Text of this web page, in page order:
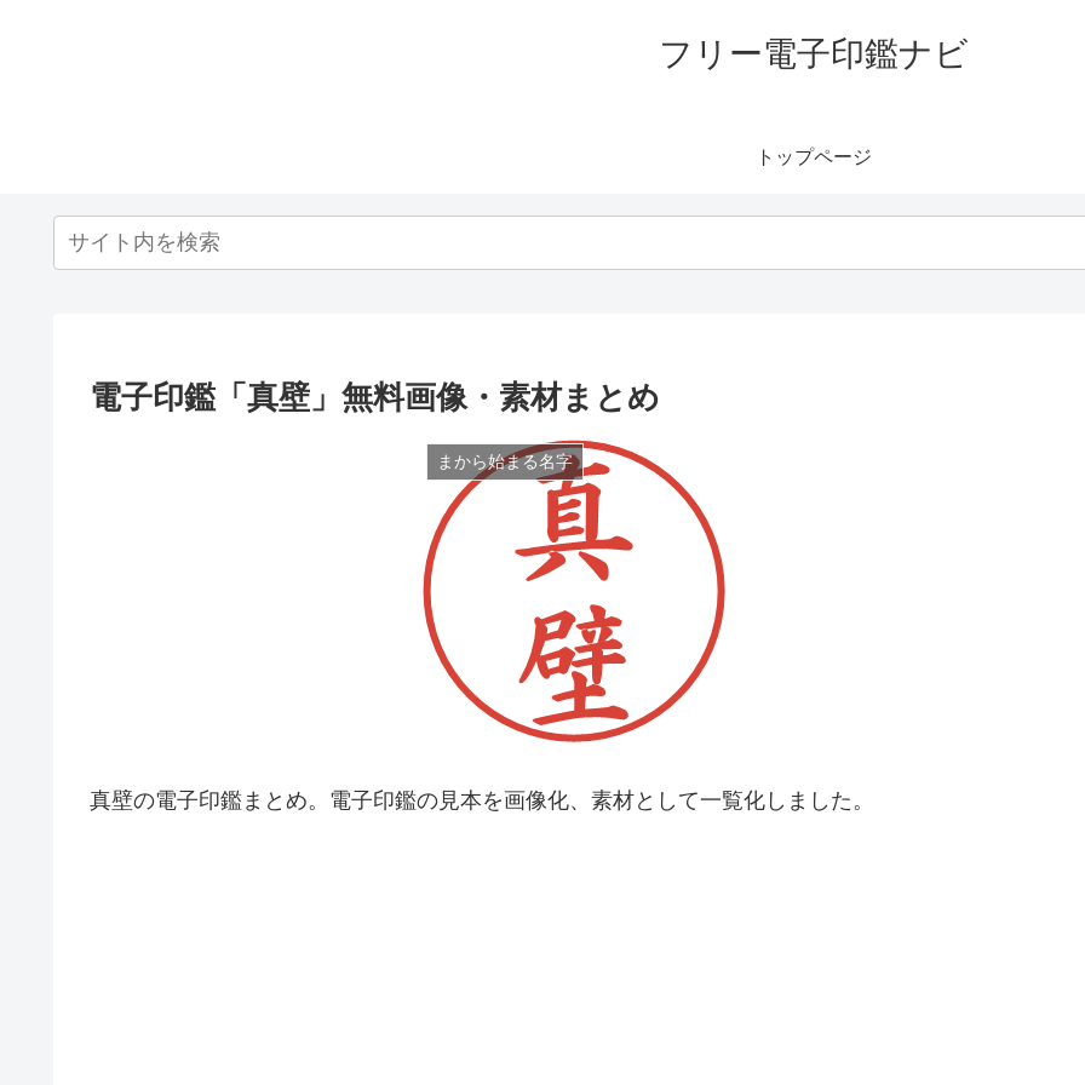
フリー電子印鑑ナビ
トップページ
電子印鑑「真壁」無料画像・素材まとめ
まから始まる名字
真壁の電子印鑑まとめ。電子印鑑の見本を画像化、素材として一覧化しました。